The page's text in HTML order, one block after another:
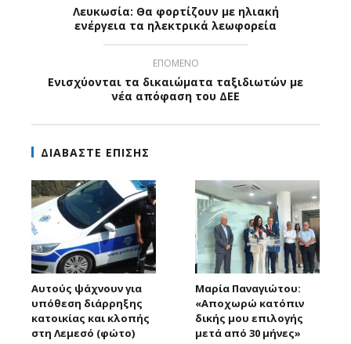
Λευκωσία: Θα φορτίζουν με ηλιακή
ενέργεια τα ηλεκτρικά λεωφορεία
ΕΠΟΜΕΝΟ
Ενισχύονται τα δικαιώματα ταξιδιωτών με
νέα απόφαση του ΔΕΕ
ΔΙΑΒΑΣΤΕ ΕΠΙΣΗΣ
Αυτούς ψάχνουν για
υπόθεση διάρρηξης
κατοικίας και κλοπής
στη Λεμεσό (φώτο)
Μαρία Παναγιώτου:
«Αποχωρώ κατόπιν
δικής μου επιλογής
μετά από 30 μήνες»